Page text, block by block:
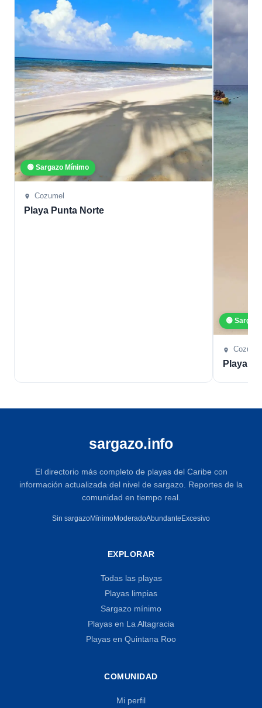
🟢 Sargazo Mínimo
Cozumel
Playa Punta Norte
🟢
Playa
sargazo.info
El directorio más completo de playas del Caribe con
información actualizada del nivel de sargazo. Reportes de la
comunidad en tiempo real.
Sin sargazoMínimoModeradoAbundante Excesivo
EXPLORAR
Todas las playas
Playas limpias
Sargazo mínimo
Playas en La Altagracia
Playas en Quintana Roo
COMUNIDAD
Mi perfil